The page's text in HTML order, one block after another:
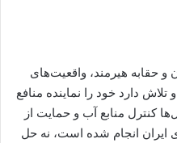
و حقابه هیرمند، واقعیت‌های
تلاش دارد خود را نماینده منافع
کنترل منابع آب و حمایت از
ایران انجام شده است، نه حل